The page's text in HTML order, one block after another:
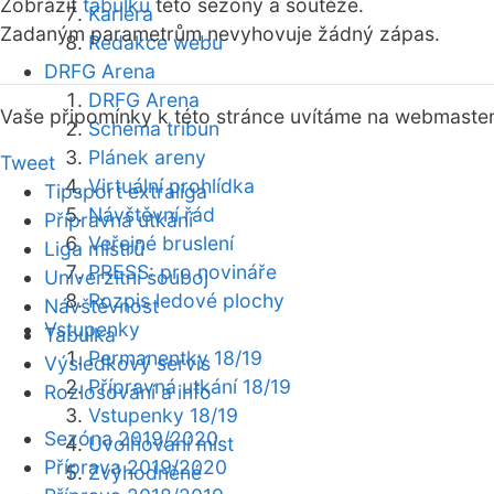
Kariéra
Redakce webu
DRFG Arena
DRFG Arena
Schéma tribun
Plánek areny
Virtuální prohlídka
Návštěvní řád
Veřejné bruslení
PRESS: pro novináře
Rozpis ledové plochy
Vstupenky
Permanentky 18/19
Přípravná utkání 18/19
Vstupenky 18/19
Uvolňování míst
Zvýhodněné
Zobrazit tabulku této sezóny a soutěže.
Zadaným parametrům nevyhovuje žádný zápas.
Vaše připomínky k této stránce uvítáme na webmaster
Tweet
Tipsport extraliga
Přípravná utkání
Liga mistrů
Univerzitní souboj
Návštěvnost
Tabulka
Výsledkový servis
Rozlosování a info
Sezóna 2019/2020
Příprava 2019/2020